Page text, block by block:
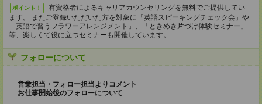
ポイント！
有資格者によるキャリアカウンセリングを無料でご提供してい
ます。 またご登録いただいた方を対象に「英語スピーキングチェック会」や
「英語で習うフラワーアレンジメント」、「ときめき片づけ体験セミナー」
等、楽しくて役に立つセミナーも開催しています。
フォローについて
営業担当・フォロー担当よりコメント
お仕事開始後のフォローについて